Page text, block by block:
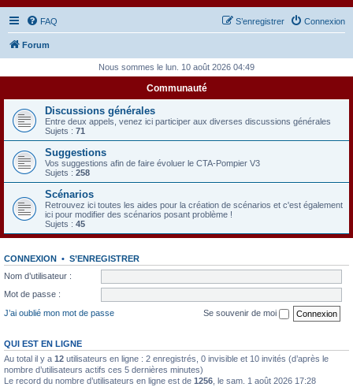
FAQ Connexion
S’enregistrer
Forum
Nous sommes le lun. 10 août 2026 04:49
Communauté
Discussions générales
Entre deux appels, venez ici participer aux diverses discussions générales
Sujets : 71
Suggestions
Vos suggestions afin de faire évoluer le CTA-Pompier V3
Sujets : 258
Scénarios
Retrouvez ici toutes les aides pour la création de scénarios et c'est également
ici pour modifier des scénarios posant problème !
Sujets : 45
CONNEXION • S’ENREGISTRER
Nom d’utilisateur :
Mot de passe :
J’ai oublié mon mot de passe
Se souvenir de moi
QUI EST EN LIGNE
Au total il y a 12 utilisateurs en ligne : 2 enregistrés, 0 invisible et 10 invités (d’après le
nombre d’utilisateurs actifs ces 5 dernières minutes)
Le record du nombre d’utilisateurs en ligne est de 1256 , le sam. 1 août 2026 17:28